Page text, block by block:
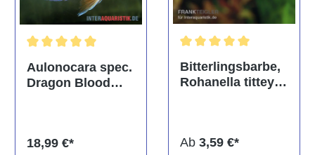
Durchschnittliche Bewertung von 5 von 5 Sternen
Aulonocara spec.
Dragon Blood
18,99 €*
Bitterlingsbarbe,
Rohanella titteya,
Ab 3,59 €*